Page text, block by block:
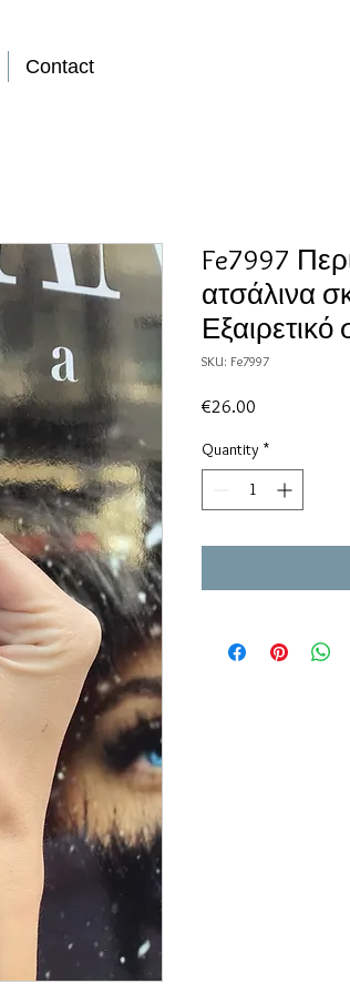
Contact
Fe7997
ατσάλινα
Εξαιρετικό
SKU: Fe7997
€26.00
Quantity *